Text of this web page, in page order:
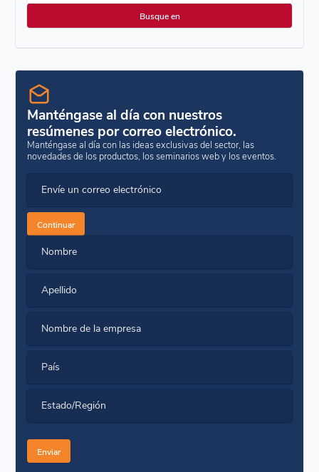
Manténgase al día con nuestros
resúmenes por correo electrónico.
Manténgase al día con las ideas exclusivas del sector, las
novedades de los productos, los seminarios web y los eventos.
Envíe un correo electrónico
Continuar
Nombre
Apellido
Nombre de la empresa
País
Estado/Región